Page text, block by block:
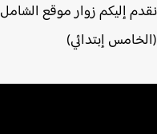
إبتدائي)